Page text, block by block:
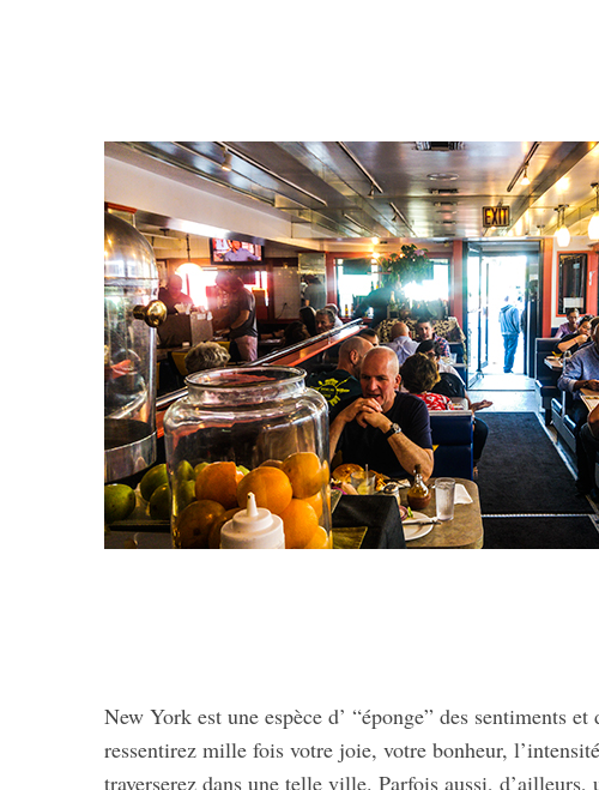
New York est une espèce d’ “éponge” des sentiments
ressentirez mille fois votre joie, votre bonheur,
traverserez dans une telle ville. Parfois aussi, d’ailleurs,